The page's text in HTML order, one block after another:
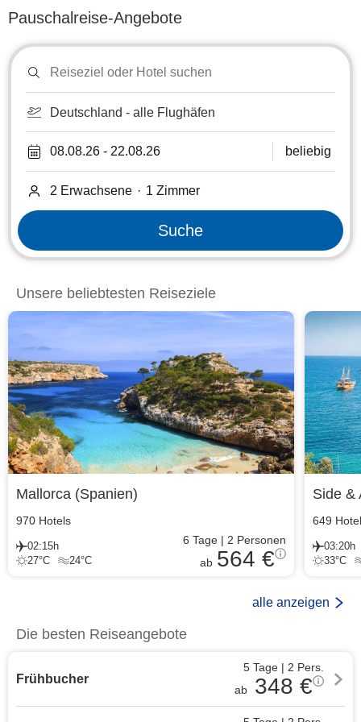
Pauschalreise-Angebote
oder
Deutschland - alle Flughäfen
08.08.26 - 22.08.26 beliebig
2 Erwachsene · 1 Zimmer
Suche
Unsere beliebtesten Reiseziele
Mallorca (Spanien)
970 Hotels
02:15h
27°C 24°C
6 Tage| 2 Personen
ab 564 €
Side &
649
03:20h
33°C
alle anzeigen
Die besten Reiseangebote
Frühbucher
5 Tage | 2 Pers.
ab
348 €